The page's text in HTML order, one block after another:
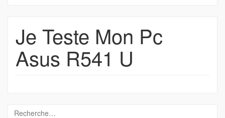
Je Teste Mon Pc
Asus R541 U